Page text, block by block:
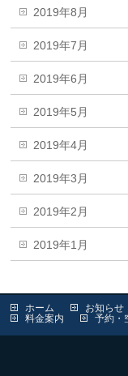
2019年8月
2019年7月
2019年6月
2019年5月
2019年4月
2019年3月
2019年2月
2019年1月
ホーム お知らせ
料金案内
予約・